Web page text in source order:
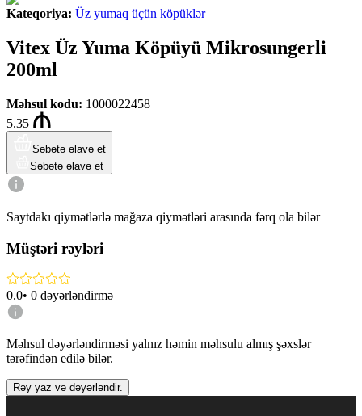
Kateqoriya: Üz yumaq üçün köpüklər
Vitex Üz Yuma Köpüyü Mikrosungerli
200ml
Məhsul kodu: 1000022458
5.35
Səbətə əlavə et
Səbətə əlavə et
Saytdakı qiymətlərlə mağaza qiymətləri arasında fərq ola bilər
Müştəri rəyləri
0.0• 0 dəyərləndirmə
Məhsul dəyərləndirməsi yalnız həmin məhsulu almış şəxslər
tərəfindən edilə bilər.
Rəy yaz və dəyərləndir.